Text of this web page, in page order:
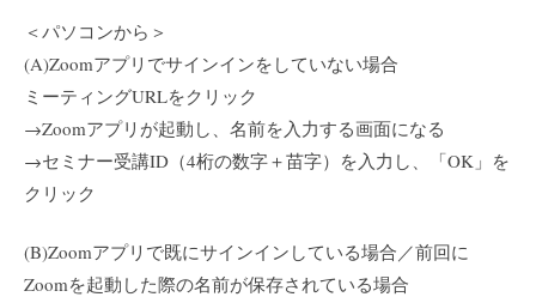
＜パソコンから＞
(A)Zoomアプリでサインインをしていない場合
ミーティングURLをクリック
→Zoomアプリが起動し、名前を入力する画面になる
→セミナー受講ID（4桁の数字＋苗字）を入力し、「OK」を
クリック
(B)Zoomアプリで既にサインインしている場合／前回に
Zoomを起動した際の名前が保存されている場合